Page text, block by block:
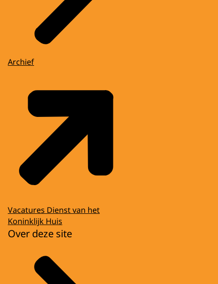
Archief
Vacatures Dienst van het
Koninklijk Huis
Over deze site